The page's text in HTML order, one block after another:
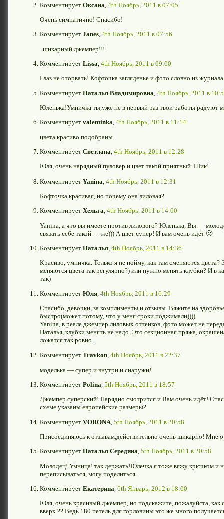
Комментирует Оксана 4th Ноябрь, 2011 в 07:05
Очень симпатично! Спасибо!
Комментирует Janes, 4th Ноябрь, 2011 в 07:56
..шикарный джемпер!!!
Комментирует Lissa 4th Ноябрь, 2011 в 09:00
Глаз не оторвать! Кофточка загляденье и фото словно из
Комментирует Наталья Владимировна 4th Ноябрь, 2011 в
Юленька!Умничка ты,уже не в первый раз твои работы радуют
Комментирует valentinka, 4th Ноябрь, 2011 в 11:14
цвета красиво подобраны
Комментирует Светлана 4th Ноябрь, 2011 в 12:28
Юля, очень нарядный пуловер и цвет такой приятный. Шик!
Комментирует Yanina 4th Ноябрь, 2011 в 12:31
Кофточка красивая, но почему она лиловая?
Комментирует Хельга, 4th Ноябрь, 2011 в 14:00
Yanina, а что вы имеете против лилового? Юленька, Вы —
связать себе такой — же))) А цвет супер! И вам очень идёт 🙂
Комментирует Наталья 4th Ноябрь, 2011 в 14:36
Красиво, умничка. Только я не пойму, как там сменяются цвета?
меняются цвета так регулярно?) или нужно менять клубки? И в
так)
Комментирует Юля 4th Ноябрь, 2011 в 16:29
Спасибо, девочки, за комплименты и отзывы. Вяжите на
быстро(может потому, что у меня сроки поджимали))))
Yanina, в реале джемпер лиловых оттенков, фото может не
Наталья, клубки менять не надо. Это секционная пряжа,
ложатся так ровно.
Комментирует Travkon, 4th Ноябрь, 2011 в 22:37
моделька — супер и внутри и снаружи!
Комментирует Polina 5th Ноябрь, 2011 в 18:57
Джемпер суперский! Нарядно смотрится и Вам очень идёт!
схеме указаны европейские размеры?
Комментирует VORONA 5th Ноябрь, 2011 в 20:58
Присоединяюсь к отзывам,действительно очень шикарно! Мне
Комментирует Наталья Середина, 5th Ноябрь, 2011 в 20:58
Молодец! Умница! так держать!Юлечка я тоже вяжу крючком и
переписываться, могу поделиться.
Комментирует Екатерина 6th Январь, 2012 в 18:00
Юля, очень красивый джемпер, но подскажите, пожалуйста, как
вверх ?? Ведь 180 петель для горловины это же много